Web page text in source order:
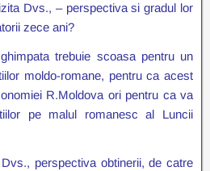
Dvs., – perspectiva si gradul lor
zece ani?
trebuie scoasa pentru un
moldo-romane, pentru ca acest
R.Moldova ori pentru ca va
pe malul romanesc al Luncii
perspectiva obtinerii, de catre